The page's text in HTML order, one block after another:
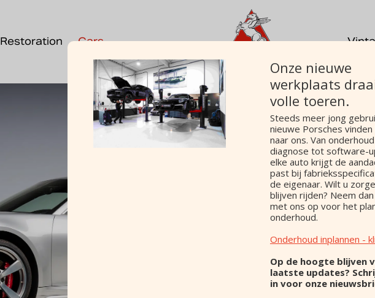
Restoration Cars
992 3.0
Price
Margin/VAT
Type
Construction
Mileage
Fueltype
Engine
Color
Onze nieuwe
werkplaats
volle toeren.
Steeds meer jong
nieuwe Porsches
naar ons. Van
diagnose tot software-
elke auto krijgt de
past bij
de eigenaar. Wilt u
blijven rijden? Neem dan
met ons op voor het
onderhoud.
Onderhoud inplannen -
Op de hoogte blijven
laatste updates?
in voor onze